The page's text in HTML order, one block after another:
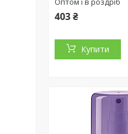
403 ₴
Купити